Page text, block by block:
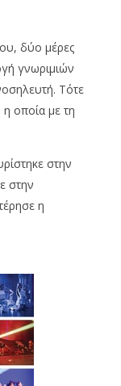
δύο μέρες
γνωριμιών
Τότε
οποία με τη
στην
στην
η